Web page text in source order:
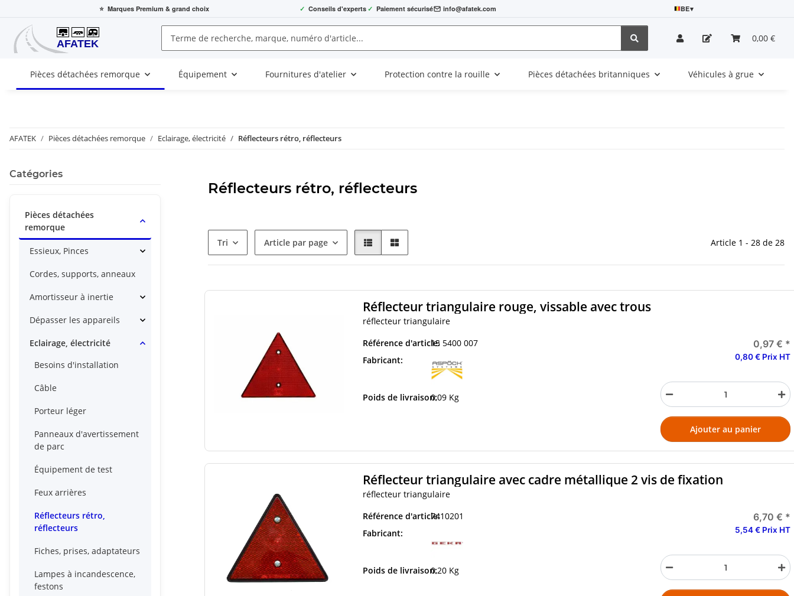
⭐ Marques Premium & grand choix ✓ Conseils d'experts ✓ Paiement sécurisé info@afatek.com BE▾
0,00 €
Pièces détachées remorque Équipement Fournitures d'atelier Protection contre la rouille Pièces détachées britanniques Véhicules à grue
AFATEK Pièces détachées remorque Eclairage, électricité Réflecteurs rétro, réflecteurs
Réflecteurs rétro, réflecteurs
Tri Article par page Article 1 - 28 de 28
Réflecteur triangulaire rouge, vissable avec trous
réflecteur triangulaire
Référence d'article:15 5400 007
Fabricant:
Poids de livraison:0,09 Kg
0,97 € *
0,80 € Prix HT
Ajouter au panier
Réflecteur triangulaire avec cadre métallique 2 vis de fixation
réflecteur triangulaire
Référence d'article:7410201
Fabricant:
Poids de livraison:0,20 Kg
6,70 € *
5,54 € Prix HT
Catégories
Pièces détachées
remorque
Essieux, Pinces
Cordes, supports, anneaux
Amortisseur à inertie
Dépasser les appareils
Eclairage, électricité
Besoins d'installation
Câble
Porteur léger
Panneaux d'avertissement
de parc
Équipement de test
Feux arrières
Réflecteurs rétro,
réflecteurs
Fiches, prises, adaptateurs
Lampes à incandescence,
festons